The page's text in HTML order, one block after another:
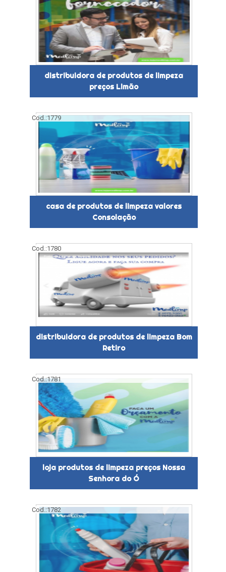
distribuidora de produtos de limpeza
preços Limão
Cod.:1779
casa de produtos de limpeza valores
Consolação
Cod.:1780
distribuidora de produtos de limpeza Bom
Retiro
Cod.:1781
loja produtos de limpeza preços Nossa
Senhora do Ó
Cod.:1782